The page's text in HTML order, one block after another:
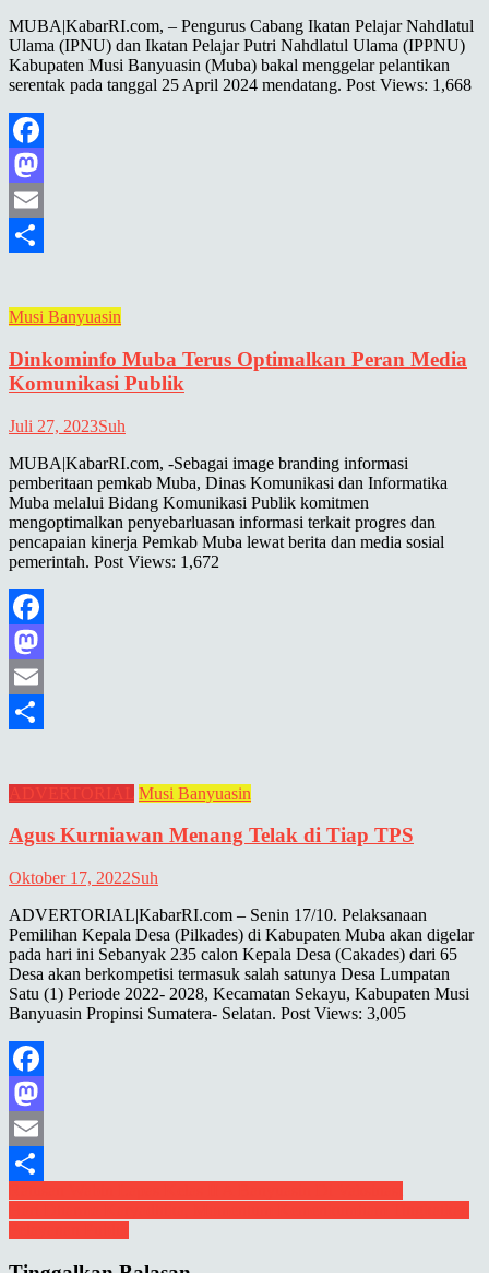
MUBA|KabarRI.com, – Pengurus Cabang Ikatan Pelajar Nahdlatul
Ulama (IPNU) dan Ikatan Pelajar Putri Nahdlatul Ulama (IPPNU)
Kabupaten Musi Banyuasin (Muba) bakal menggelar pelantikan
serentak pada tanggal 25 April 2024 mendatang. Post Views: 1,668
Facebook
Mastodon
Email
Musi Banyuasin
Dinkominfo Muba Terus Optimalkan Peran Media
Komunikasi Publik
Juli 27, 2023Suh
MUBA|KabarRI.com, -Sebagai image branding informasi
pemberitaan pemkab Muba, Dinas Komunikasi dan Informatika
Muba melalui Bidang Komunikasi Publik komitmen
mengoptimalkan penyebarluasan informasi terkait progres dan
pencapaian kinerja Pemkab Muba lewat berita dan media sosial
pemerintah. Post Views: 1,672
Facebook
Mastodon
Email
ADVERTORIAL Musi Banyuasin
Agus Kurniawan Menang Telak di Tiap TPS
Oktober 17, 2022Suh
ADVERTORIAL|KabarRI.com – Senin 17/10. Pelaksanaan
Pemilihan Kepala Desa (Pilkades) di Kabupaten Muba akan digelar
pada hari ini Sebanyak 235 calon Kepala Desa (Cakades) dari 65
Desa akan berkompetisi termasuk salah satunya Desa Lumpatan
Satu (1) Periode 2022- 2028, Kecamatan Sekayu, Kabupaten Musi
Banyuasin Propinsi Sumatera- Selatan. Post Views: 3,005
Facebook
Mastodon
Email
Share
Navigasi
pos